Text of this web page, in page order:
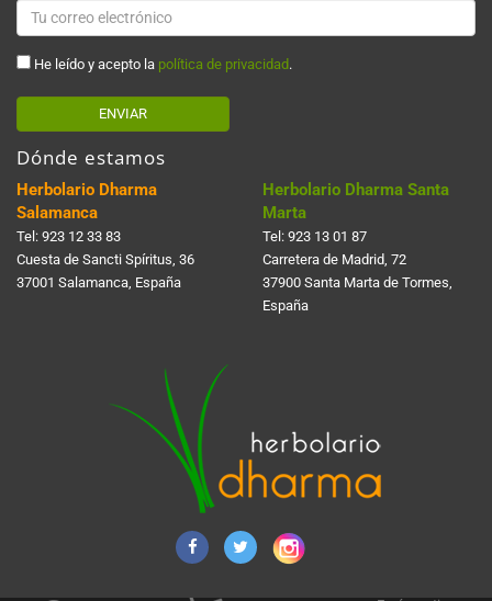
He leído y acepto la política de privacidad .
ENVIAR
Dónde estamos
Herbolario Dharma
Salamanca
Tel: 923 12 33 83
Cuesta de Sancti Spí­ritus, 36
37001 Salamanca, España
Herbolario Dharma Santa
Marta
Tel: 923 13 01 87
Carretera de Madrid, 72
37900 Santa Marta de Tormes,
España